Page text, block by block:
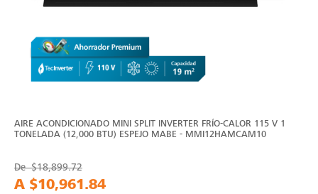
AIRE ACONDICIONADO MINI SPLIT INVERTER FRÍO-CALOR 115 V 1
TONELADA (12,000 BTU) ESPEJO MABE - MMI12HAMCAM10
De$18,899.72
A $10,961.84